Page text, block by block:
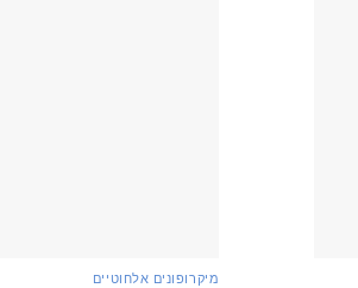
מיקרופונים אלחוטיים